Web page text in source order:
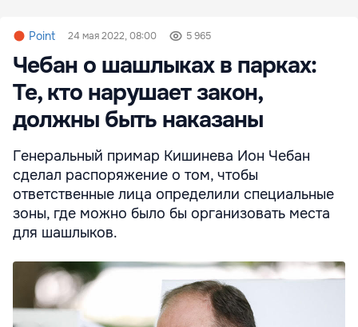
Point 24 мая 2022, 08:00 5 965
Чебан о шашлыках в парках:
Те, кто нарушает закон,
должны быть наказаны
Генеральный примар Кишинева Ион Чебан
сделал распоряжение о том, чтобы
ответственные лица определили специальные
зоны, где можно было бы организовать места
для шашлыков.